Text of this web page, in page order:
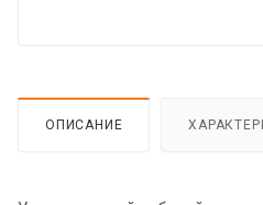
ОПИСАНИЕ